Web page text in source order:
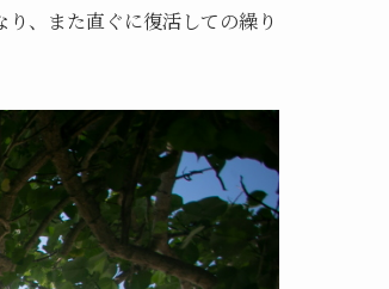
、また直ぐに復活しての繰り